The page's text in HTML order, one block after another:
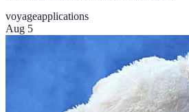
voyageapplications
Aug 5